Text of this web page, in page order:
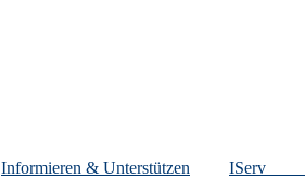
Informieren & Unterstützen IServ